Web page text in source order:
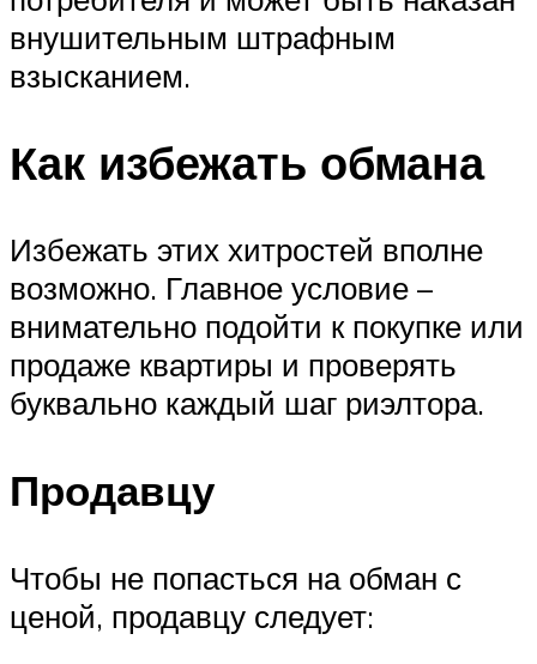
внушительным штрафным
взысканием.
Как избежать обмана
Избежать этих хитростей вполне
возможно. Главное условие –
внимательно подойти к покупке или
продаже квартиры и проверять
буквально каждый шаг риэлтора.
Продавцу
Чтобы не попасться на обман с
ценой, продавцу следует: